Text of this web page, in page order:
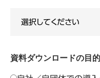
資料ダウンロードの目